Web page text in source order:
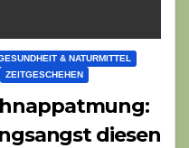
& NATURMITTEL
ZEITGESCHEHEN
diesen